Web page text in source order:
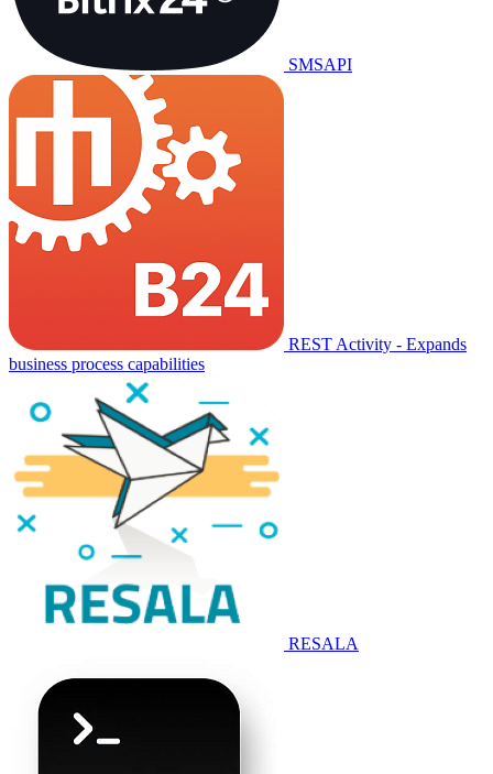
SMSAPI
REST Activity - Expands
business process capabilities
RESALA